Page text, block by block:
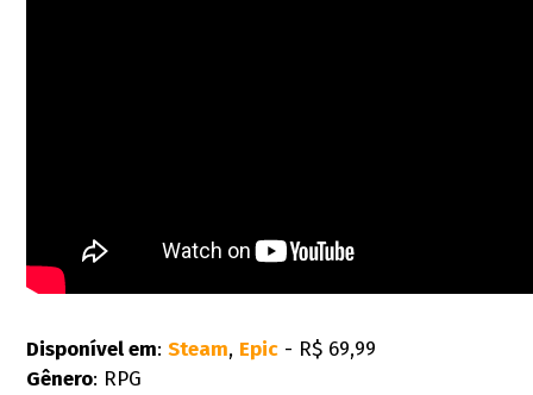
Disponível em:Steam, Epic - R$ 69,99
Gênero: RPG